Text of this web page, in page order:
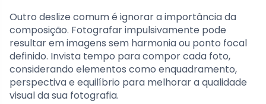
Outro deslize comum é ignorar a importância da
composição. Fotografar impulsivamente pode
resultar em imagens sem harmonia ou ponto focal
definido. Invista tempo para compor cada foto,
considerando elementos como enquadramento,
perspectiva e equilíbrio para melhorar a qualidade
visual da sua fotografia.